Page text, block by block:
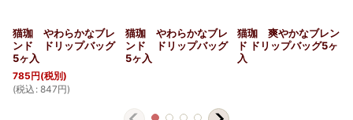
猫珈 やわらかなブレ
ンド ドリップバッグ
5ヶ入
785円(税別)
(税込 : 847円)
猫珈 やわらかなブレ
ンド ドリップバッグ
5ヶ入
猫珈 爽やかなブレン
ド ドリップバッグ5ヶ
入